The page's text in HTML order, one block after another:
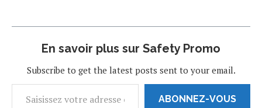
étudiants du cycle théâtre
cadre de la 4ème…
En savoir plus sur Safety Promo
Subscribe to get the latest posts sent to your email.
ABONNEZ-VOUS